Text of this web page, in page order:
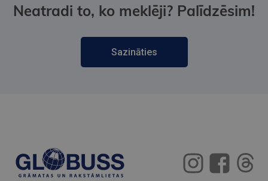
Neatradi to, ko meklēji? Palīdzēsim!
Sazināties